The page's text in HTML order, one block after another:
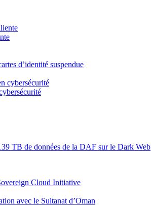
d’identité suspendue
TB de données de la DAF sur le Dark Web
Cloud Initiative